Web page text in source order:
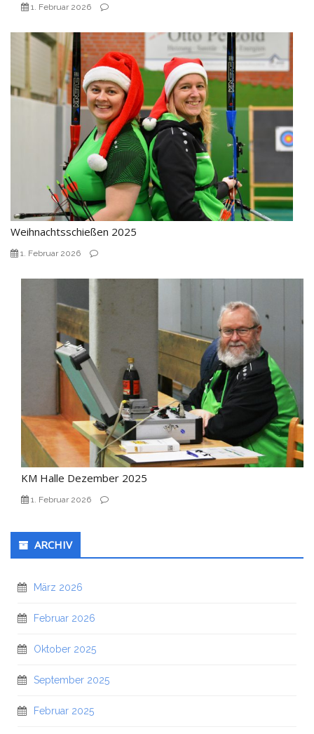
1. Februar 2026
Weihnachtsschießen 2025
1. Februar 2026
KM Halle Dezember 2025
1. Februar 2026
ARCHIV
März 2026
Februar 2026
Oktober 2025
September 2025
Februar 2025